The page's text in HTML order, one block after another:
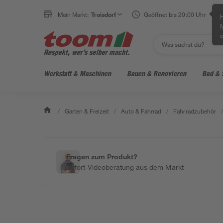
Mein Markt: Troisdorf Geöffnet bis 20:00 Uhr
Werkstatt & Maschinen Bauen & Renovieren Bad &
/ Garten & Freizeit / Auto & Fahrrad / Fahrradzubehör /
Fragen zum Produkt?
Sofort-Videoberatung aus dem Markt